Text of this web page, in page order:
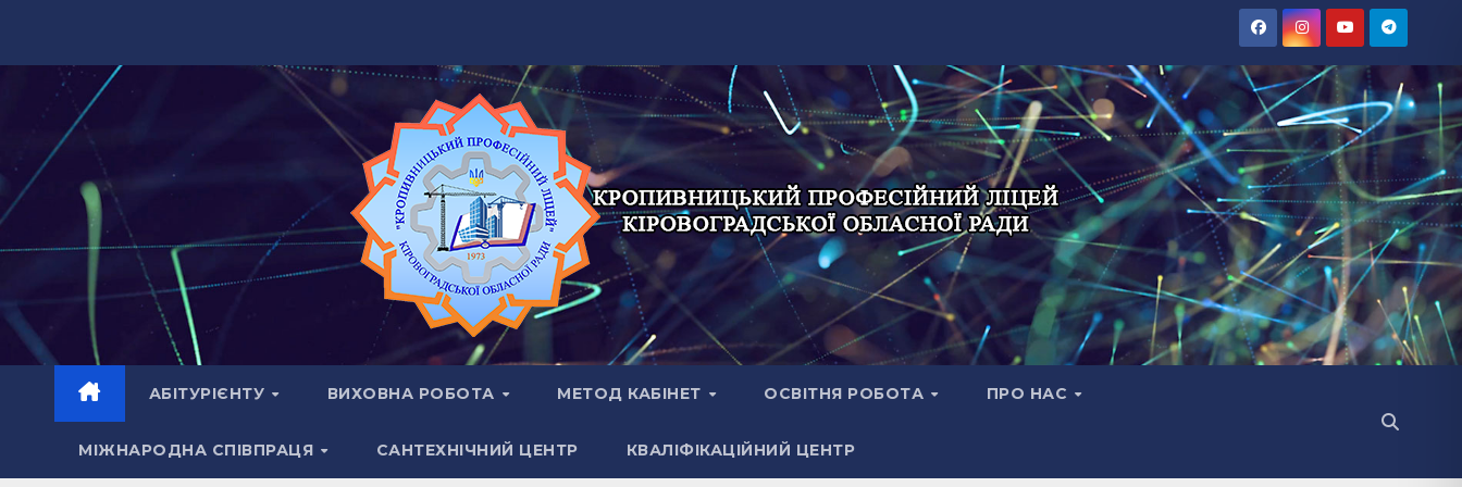
АБІТУРІЄНТУ ВИХОВНА РОБОТА МЕТОД КАБІНЕТ ОСВІТНЯ РОБОТА ПРО НАС
МІЖНАРОДНА СПІВПРАЦЯ САНТЕХНІЧНИЙ ЦЕНТР КВАЛІФІКАЦІЙНИЙ ЦЕНТР